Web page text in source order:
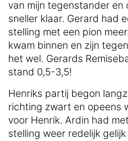
van mijn tegenstander en
sneller klaar. Gerard had
stelling met een pion
kwam binnen en zijn
het wel. Gerards
stand 0,5-3,5!
Henriks partij begon
richting zwart en opeens
voor Henrik. Ardin had
stelling weer redelijk